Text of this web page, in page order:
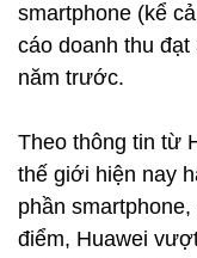
smartphone (kể
cáo doanh thu
năm trước.
Theo thông tin từ
thế giới hiện nay
phần
điểm, Huawei